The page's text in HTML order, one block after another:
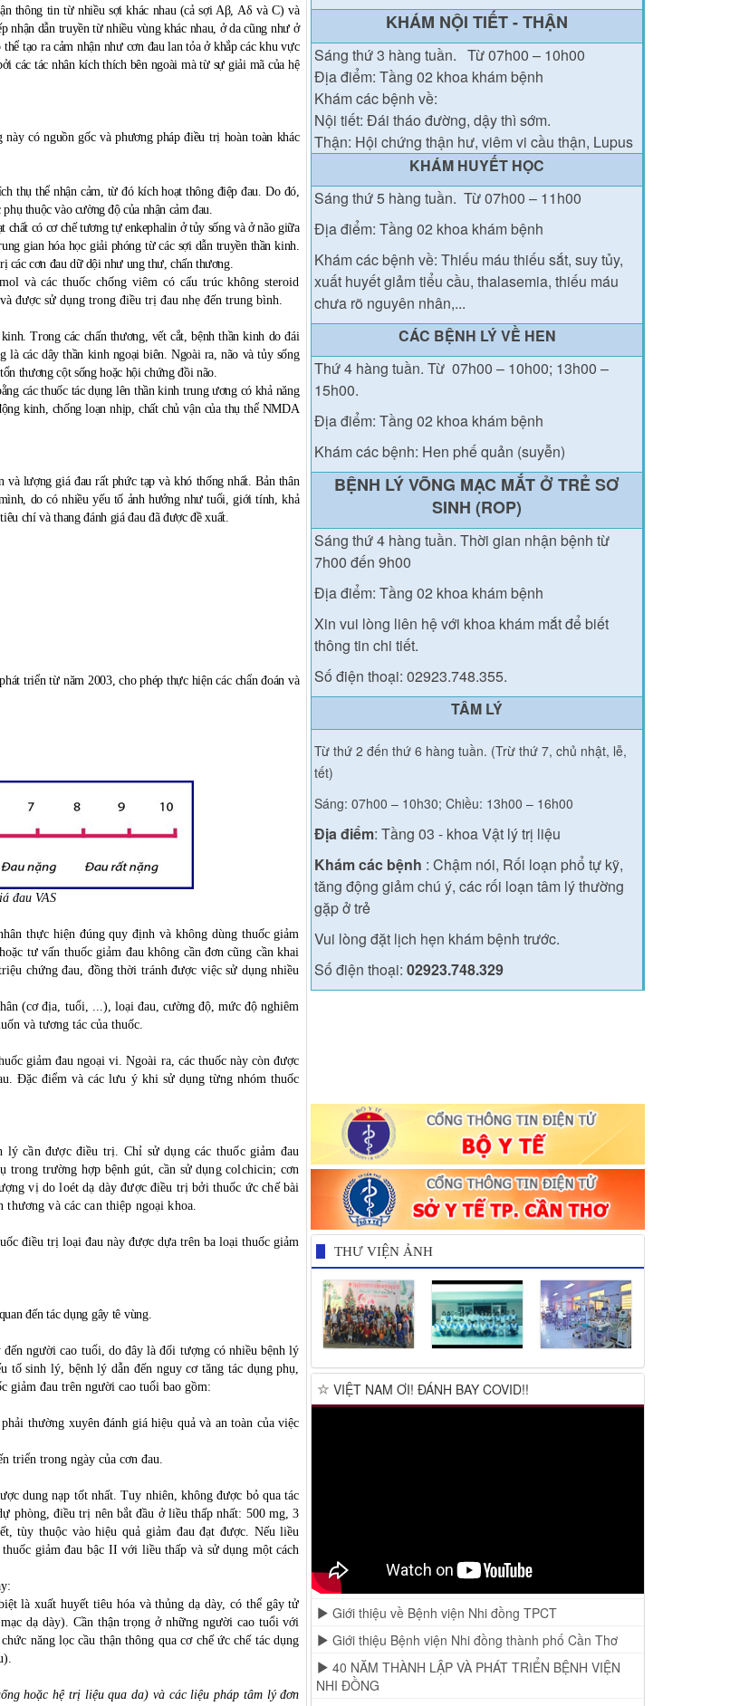
thông tin từ nhiều sợi khác nhau (cả sợi Aβ, Aδ và C) và
dẫn truyền từ nhiều vùng khác nhau, ở da cũng như ở
tạo ra cảm nhận như cơn đau lan tỏa ở khắp các khu vực
các tác nhân kích thích bên ngoài mà từ sự giải mã của hệ
có nguồn gốc và phương pháp điều trị hoàn toàn khác
thụ thể nhận cảm, từ đó kích hoạt thông điệp đau. Do đó,
thuộc vào cường độ của nhận cảm đau.
có cơ chế tương tự enkephalin ở tủy sống và ở não giữa
gian hóa học giải phóng từ các sợi dẫn truyền thần kinh.
các cơn đau dữ dội như ung thư, chấn thương.
và các thuốc chống viêm có cấu trúc không steroid
được sử dụng trong điều trị đau nhẹ đến trung bình.
Trong các chấn thương, vết cắt, bệnh thần kinh do đái
các dây thần kinh ngoại biên. Ngoài ra, não và tủy sống
thương cột sống hoặc hội chứng đồi não.
các thuốc tác dụng lên thần kinh trung ương có khả năng
kinh, chống loạn nhịp, chất chủ vận của thụ thể NMDA
lượng giá đau rất phức tạp và khó thống nhất. Bản thân
do có nhiều yếu tố ảnh hưởng như tuổi, giới tính, khả
chí và thang đánh giá đau đã được đề xuất.
triển từ năm 2003, cho phép thực hiện các chẩn đoán và
đau VAS
thực hiện đúng quy định và không dùng thuốc giảm
tư vấn thuốc giảm đau không cần đơn cũng cần khai
chứng đau, đồng thời tránh được việc sử dụng nhiều
(cơ địa, tuổi, ...), loại đau, cường độ, mức độ nghiêm
và tương tác của thuốc.
giảm đau ngoại vi. Ngoài ra, các thuốc này còn được
Đặc điểm và các lưu ý khi sử dụng từng nhóm thuốc
cần được điều trị. Chỉ sử dụng các thuốc giảm đau
trong trường hợp bệnh gút, cần sử dụng colchicin; cơn
vị do loét dạ dày được điều trị bởi thuốc ức chế bài
và các can thiệp ngoại khoa.
điều trị loại đau này được dựa trên ba loại thuốc giảm
đến tác dụng gây tê vùng.
người cao tuổi, do đây là đối tượng có nhiều bệnh lý
tố sinh lý, bệnh lý dẫn đến nguy cơ tăng tác dụng phụ,
giảm đau trên người cao tuổi bao gồm:
thường xuyên đánh giá hiệu quả và an toàn của việc
triển trong ngày của cơn đau.
dung nạp tốt nhất. Tuy nhiên, không được bỏ qua tác
phòng, điều trị nên bắt đầu ở liều thấp nhất: 500 mg, 3
tùy thuộc vào hiệu quả giảm đau đạt được. Nếu liều
giảm đau bậc II với liều thấp và sử dụng một cách
là xuất huyết tiêu hóa và thủng dạ dày, có thể gây tử
dạ dày). Cần thận trọng ở những người cao tuổi với
năng lọc cầu thận thông qua cơ chế ức chế tác dụng
hoặc hệ trị liệu qua da) và các liệu pháp tâm lý đơn
KHÁM NỘI TIẾT - THẬN
Sáng thứ3 hàng tuần. Từ 07h00 – 10h00
Địa điểm: Tầng 02 khoa khám bệnh
Khám các bệnh về:
Nội tiết: Đái tháo đường, dậy thì sớm.
Thận: Hội chứng thận hư, viêm vi cầu thận, Lupus
KHÁM HUYẾT HỌC
Sáng thứ 5 hàng tuần. Từ 07h00 – 11h00
Địa điểm: Tầng 02 khoa khám bệnh
Khám các bệnh về: Thiếu máu thiếu sắt, suy tủy,
xuất huyết giảm tiểu cầu, thalasemia, thiếu máu
chưa rõ nguyên nhân,...
CÁC BỆNH LÝ VỀ HEN
Thứ 4 hàng tuần. Từ 07h00 – 10h00; 13h00 –
15h00.
Địa điểm: Tầng 02 khoa khám bệnh
Khám các bệnh: Hen phế quản (suyễn)
BỆNH LÝ VÕNG MẠC MẮT Ở TRẺ SƠ
SINH (ROP)
Sáng thứ 4 hàng tuần. Thời gian nhận bệnh từ
7h00 đến 9h00
Địa điểm: Tầng 02 khoa khám bệnh
Xin vui lòng liên hệ với khoa khám mắt để biết
thông tin chi tiết.
Số điện thoại: 02923.748.355.
TÂM LÝ
Từ thứ 2 đến thứ 6 hàng tuần. (Trừ thứ 7, chủ nhật, lễ,
tết)
Sáng: 07h00 – 10h30; Chiều: 13h00 – 16h00
Địa điểm: Tầng 03 - khoa Vật lý trị liệu
Khám các bệnh : Chậm nói, Rối loạn phổ tự kỹ,
tăng động giảm chú ý, các rối loạn tâm lý thường
gặp ở trẻ
Vui lòng đặt lịch hẹn khám bệnh trước.
Số điện thoại: 02923.748.329
THƯ VIỆN ẢNH
VIỆT NAM ƠI! ĐÁNH BAY COVID!!
Giới thiệu về Bệnh viện Nhi đồng TPCT
Giới thiệu Bệnh viện Nhi đồng thành phố Cần Thơ
40 NĂM THÀNH LẬP VÀ PHÁT TRIỂN BỆNH VIỆN
NHI ĐỒNG